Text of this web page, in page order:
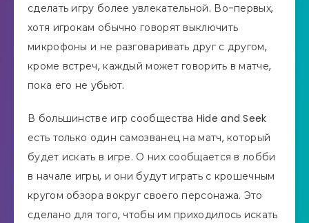
сделать игру более увлекательной. Во-первых,
хотя игрокам обычно говорят выключить
микрофоны и не разговаривать друг с другом,
кроме встреч, каждый может говорить в матче,
пока его не убьют.
В большинстве игр сообщества Hide and Seek
есть только один самозванец на матч, который
будет искать в игре. О них сообщается в лобби
в начале игры, и они будут играть с крошечным
кругом обзора вокруг своего персонажа. Это
сделано для того, чтобы им приходилось искать